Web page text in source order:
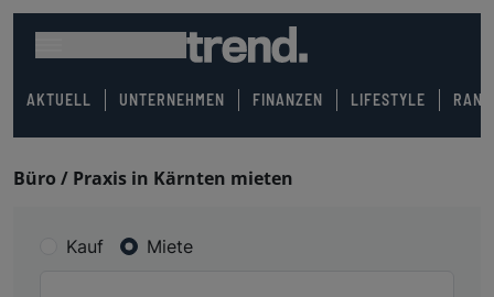
AKTUELL UNTERNEHMEN FINANZEN LIFESTYLE
Büro / Praxis in Kärnten mieten
Kauf Miete